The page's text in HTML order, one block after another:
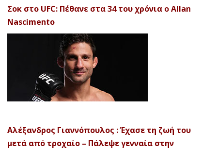
Σοκ στο UFC: Πέθανε στα 34 του χρόνια ο Allan
Nascimento
Αλέξανδρος Γιαννόπουλος : Έχασε τη ζωή του
μετά από τροχαίο – Πάλεψε γενναία στην